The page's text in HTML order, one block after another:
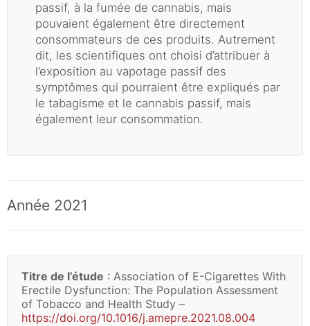
passif, à la fumée de cannabis, mais
pouvaient également être directement
consommateurs de ces produits. Autrement
dit, les scientifiques ont choisi d’attribuer à
l’exposition au vapotage passif des
symptômes qui pourraient être expliqués par
le tabagisme et le cannabis passif, mais
également leur consommation.
Année 2021
Titre de l’étude : Association of E-Cigarettes With
Erectile Dysfunction: The Population Assessment
of Tobacco and Health Study –
https://doi.org/10.1016/j.amepre.2021.08.004